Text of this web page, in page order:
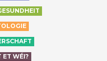
ET WÉI?